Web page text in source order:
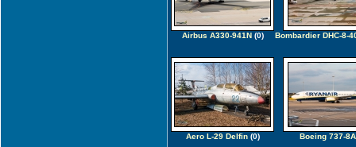
Airbus A330-941N(0) Bombardier DHC-8-
Aero L-29 Delfin(0) Boeing 737-